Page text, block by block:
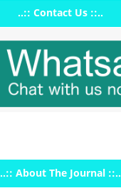
..:: Contact Us ::..
..:: About The Journal ::..